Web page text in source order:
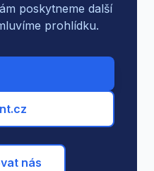
poskytneme další
prohlídku.
nás